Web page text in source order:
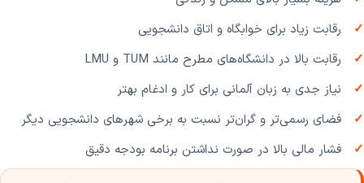
رقابت زیاد برای خوابگاه و اتاق دانشجویی
رقابت بالا در دانشگاه‌های مطرح مانند TUM و LMU
نیاز جدی به زبان آلمانی برای کار و ادغام بهتر
فضای رسمی‌تر و گران‌تر نسبت به برخی شهرهای دانشجویی دیگر
فشار مالی بالا در صورت نداشتن برنامه بودجه دقیق